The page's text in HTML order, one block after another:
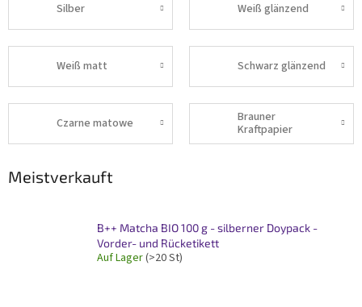
Silber Weiß glänzend
Weiß matt Schwarz glänzend
Czarne matowe
Brauner
Kraftpapier
Meistverkauft
B++ Matcha BIO 100 g - silberner Doypack -
Vorder- und Rücketikett
Auf Lager(>20 St)